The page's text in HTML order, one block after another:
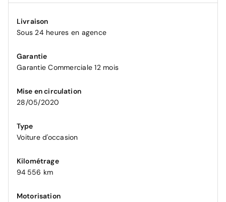
Livraison
Sous 24 heures en agence
Garantie
Garantie Commerciale 12 mois
Mise en circulation
28/05/2020
Type
Voiture d'occasion
Kilométrage
94 556 km
Motorisation